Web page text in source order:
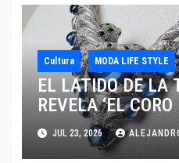
Cultura MODA LIFE STYLE
EL LATIDO DE LA
REVELA ‘EL
PIEDRAS’, SU
ALTA JOYERÍA
JUL 23, 2026